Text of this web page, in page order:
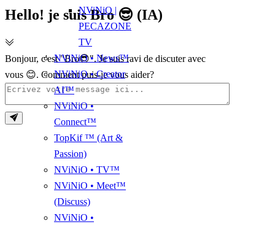
Hello! je suis Bro 😎 (IA)
Bonjour, c'est "Bro😎". Je suis ravi de discuter avec
vous 😊. Comment puis-je vous aider?
NViNiO |
PECAZONE
TV
NViNiO • News™
NViNiO • Creator
AI™
NViNiO •
Connect™
TopKif ™ (Art &
Passion)
NViNiO • TV™
NViNiO • Meet™
(Discuss)
NViNiO •